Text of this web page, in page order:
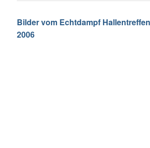
Bilder vom Echtdampf
2006